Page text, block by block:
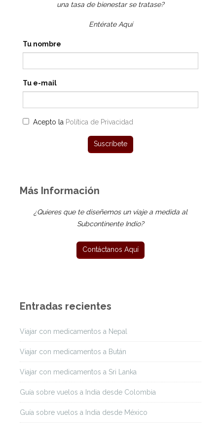
una tasa de bienestar se tratase?
Entérate Aquí
Tu nombre
Tu e-mail
Acepto la Política de Privacidad
Más Información
¿Quieres que te diseñemos un viaje a medida al
Subcontinente Indio?
Entradas recientes
Viajar con medicamentos a Nepal
Viajar con medicamentos a Bután
Viajar con medicamentos a Sri Lanka
Guía sobre vuelos a India desde Colombia
Guía sobre vuelos a India desde México